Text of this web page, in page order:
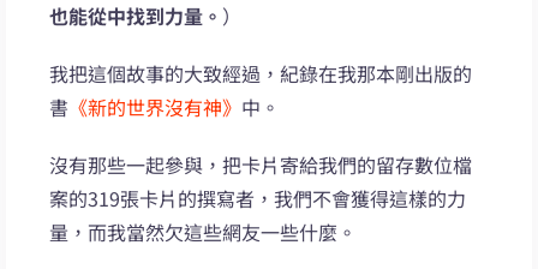
也能從中找到力量。 ）
我把這個故事的大致經過，紀錄在我那本剛出版的
書 《新的世界沒有神》 中。
沒有那些一起參與，把卡片寄給我們的留存數位檔
案的319張卡片的撰寫者，我們不會獲得這樣的力
量，而我當然欠這些網友一些什麼。